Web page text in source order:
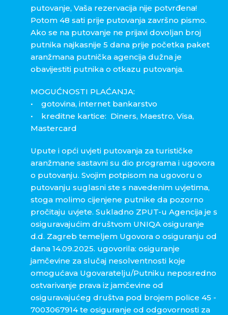
putovanje, Vaša rezervacija nije potvrđena!
Potom 48 sati prije putovanja završno pismo.
Ako se na putovanje ne prijavi dovoljan broj
putnika najkasnije 5 dana prije početka paket
aranžmana putnička agencija dužna je
obavijestiti putnika o otkazu putovanja.
MOGUĆNOSTI PLAĆANJA:
• gotovina, internet bankarstvo
• kreditne kartice: Diners, Maestro, Visa,
Mastercard
Upute i opći uvjeti putovanja za turističke
aranžmane sastavni su dio programa i ugovora
o putovanju. Svojim potpisom na ugovoru o
putovanju suglasni ste s navedenim uvjetima,
stoga molimo cijenjene putnike da pozorno
pročitaju uvjete. Sukladno ZPUT-u Agencija je s
osiguravajućim društvom UNIQA osiguranje
d.d. Zagreb temeljem Ugovora o osiguranju od
dana 14.09.2025. ugovorila: osiguranje
jamčevine za slučaj nesolventnosti koje
omogućava Ugovaratelju/Putniku neposredno
ostvarivanje prava iz jamčevine od
osiguravajućeg društva pod brojem police 45 -
7003067914 te osiguranje od odgovornosti za